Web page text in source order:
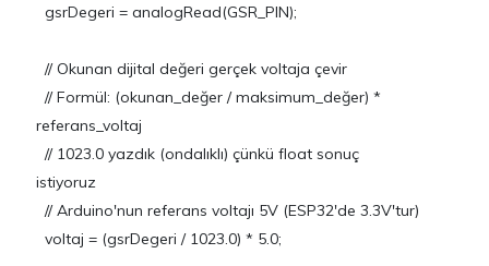
gsrDegeri = analogRead(GSR_PIN);
// Okunan dijital değeri gerçek voltaja çevir
// Formül: (okunan_değer / maksimum_değer) *
referans_voltaj
// 1023.0 yazdık (ondalıklı) çünkü float sonuç
istiyoruz
// Arduino'nun referans voltajı 5V (ESP32'de 3.3V'tur)
voltaj = (gsrDegeri / 1023.0) * 5.0;